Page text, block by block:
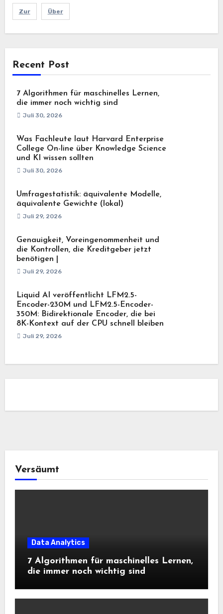
Zur Über
Recent Post
7 Algorithmen für maschinelles Lernen,
die immer noch wichtig sind
Juli 30, 2026
Was Fachleute laut Harvard Enterprise
College On-line über Knowledge Science
und KI wissen sollten
Juli 30, 2026
Umfragestatistik: äquivalente Modelle,
äquivalente Gewichte (lokal)
Juli 29, 2026
Genauigkeit, Voreingenommenheit und
die Kontrollen, die Kreditgeber jetzt
benötigen |
Juli 29, 2026
Liquid AI veröffentlicht LFM2.5-
Encoder-230M und LFM2.5-Encoder-
350M: Bidirektionale Encoder, die bei
8K-Kontext auf der CPU schnell bleiben
Juli 29, 2026
Versäumt
Data Analytics
7 Algorithmen für maschinelles Lernen,
die immer noch wichtig sind